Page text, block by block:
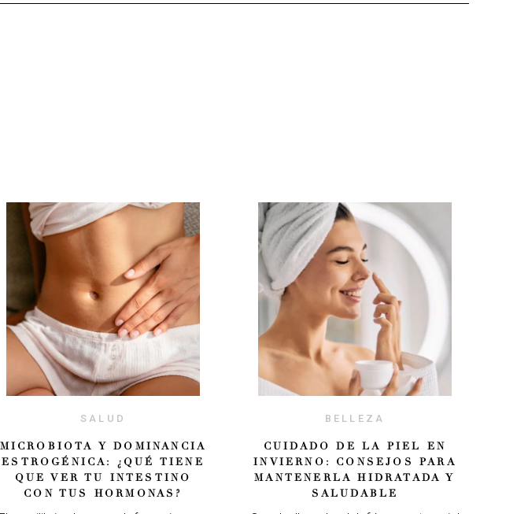
SALUD
MICROBIOTA Y DOMINANCIA
ESTROGÉNICA: ¿QUÉ TIENE
QUE VER TU INTESTINO
CON TUS HORMONAS?
BELLEZA
CUIDADO DE LA PIEL EN
INVIERNO: CONSEJOS PARA
MANTENERLA HIDRATADA Y
SALUDABLE